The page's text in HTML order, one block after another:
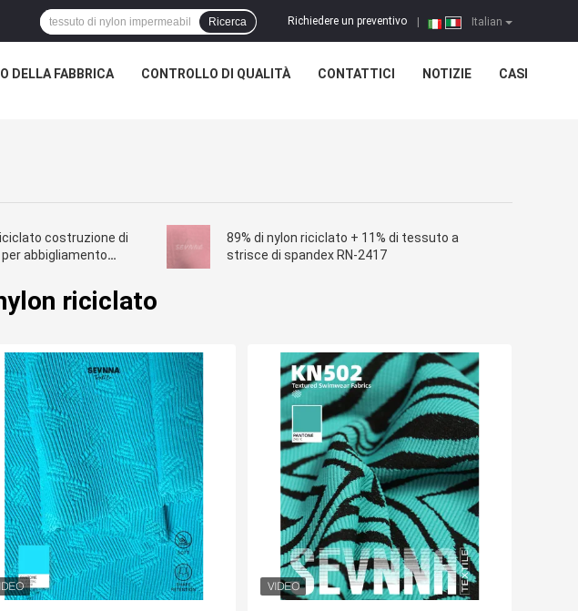
Italian
Richiedere un preventivo
Ricerca
DELLA FABBRICA CONTROLLO DI QUALITÀ CONTATTICI NOTIZIE CASI
costruzione di
abbigliamento
89% di nylon riciclato + 11% di tessuto a
strisce di spandex RN-2417
riciclato